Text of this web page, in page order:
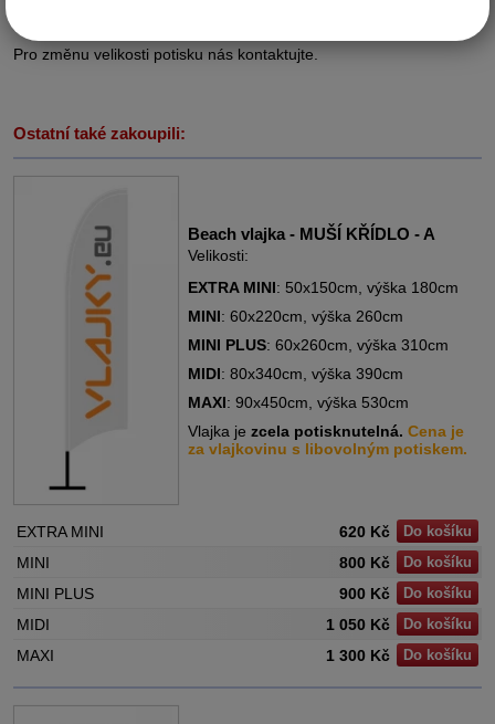
Pro změnu velikosti potisku nás kontaktujte.
Ostatní také zakoupili:
Beach vlajka - MUŠÍ KŘÍDLO - A
Velikosti:
EXTRA MINI: 50x150cm, výška 180cm
MINI: 60x220cm, výška 260cm
MINI PLUS: 60x260cm, výška 310cm
MIDI: 80x340cm, výška 390cm
MAXI: 90x450cm, výška 530cm
Vlajka jezcela potisknutelná.Cena je
za vlajkovinu s libovolným potiskem.
EXTRA MINI 620 Kč Do košíku
MINI 800 Kč Do košíku
MINI PLUS 900 Kč Do košíku
MIDI 1 050 Kč Do košíku
MAXI 1 300 Kč Do košíku